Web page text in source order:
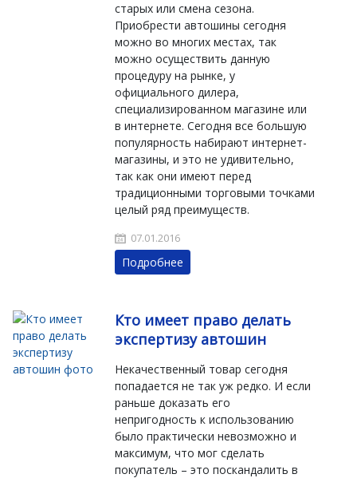
старых или смена сезона.
Приобрести автошины сегодня
можно во многих местах, так
можно осуществить данную
процедуру на рынке, у
официального дилера,
специализированном магазине или
в интернете. Сегодня все большую
популярность набирают интернет-
магазины, и это не удивительно,
так как они имеют перед
традиционными торговыми точками
целый ряд преимуществ.
07.01.2016
Подробнее
Кто имеет право делать
экспертизу автошин
Некачественный товар сегодня
попадается не так уж редко. И если
раньше доказать его
непригодность к использованию
было практически невозможно и
максимум, что мог сделать
покупатель – это поскандалить в